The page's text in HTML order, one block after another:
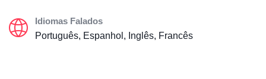
Idiomas Falados
Português, Espanhol, Inglês, Francês